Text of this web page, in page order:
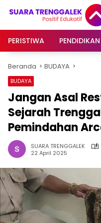
PERISTIWA
PENDIDIKAN
Beranda BUDAYA
BUDAYA
Jangan Asal
Sejarah
Pemindahan
SUARA TRENGGALEK
22 April 2025